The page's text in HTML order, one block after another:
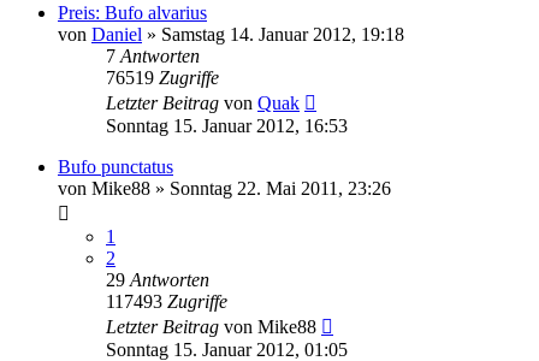
Preis: Bufo alvarius
von Daniel » Samstag 14. Januar 2012, 19:18
7 Antworten
76519 Zugriffe
Letzter Beitrag von Quak
Sonntag 15. Januar 2012, 16:53
Bufo punctatus
von Mike88 » Sonntag 22. Mai 2011, 23:26
1
2
29 Antworten
117493 Zugriffe
Letzter Beitrag von Mike88
Sonntag 15. Januar 2012, 01:05